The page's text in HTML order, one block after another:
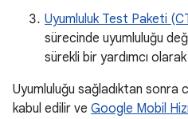
Uyumluluk Test Paketi
sürecinde uyumluluğu
sürekli bir yardımcı olarak
Uyumluluğu sağladıktan sonra
kabul edilir ve Google Mobil